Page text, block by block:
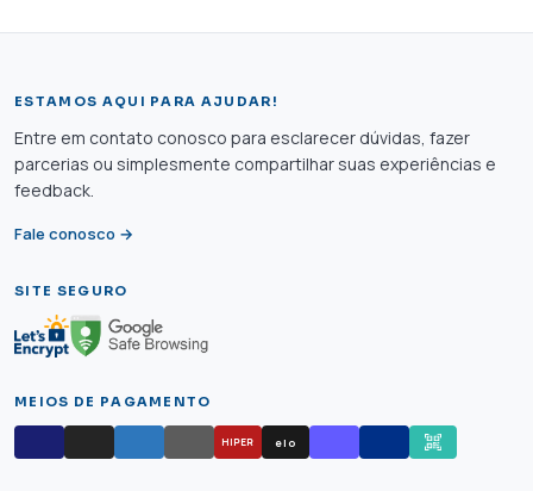
ESTAMOS AQUI PARA AJUDAR!
Entre em contato conosco para esclarecer dúvidas, fazer
parcerias ou simplesmente compartilhar suas experiências e
feedback.
Fale conosco →
SITE SEGURO
MEIOS DE PAGAMENTO
HIPER elo